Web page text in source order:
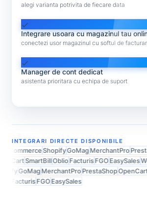
alegi varianta potrivita de fiecare data
check
Integrare usoara cu magazinul tau
conectezi usor magazinul cu softul de
check
Manager de cont dedicat
asistenta prioritara cu echipa de suport
INTEGRARI DIRECTE DISPONIBILE
ShopifyGoMagMerchantPro
SmartBillOblioFacturisFGOEasySales
GoMagMerchantProPrestaShopOpenCart
FacturisFGOEasySales